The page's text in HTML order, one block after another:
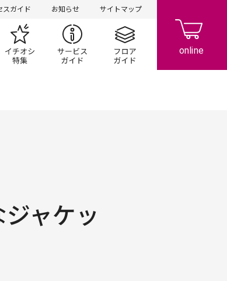
スガイド お知らせ サイトマップ
ョップニュースイチオシ特集 サービスガイドフロアガイド
ャケッ